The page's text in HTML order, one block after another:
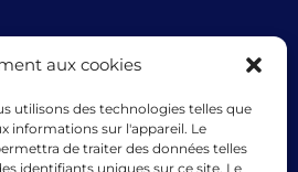
aux cookies
utilisons des technologies telles que
informations sur l'appareil. Le
de traiter des données telles
identifiants uniques sur ce site. Le
Luxembourg,